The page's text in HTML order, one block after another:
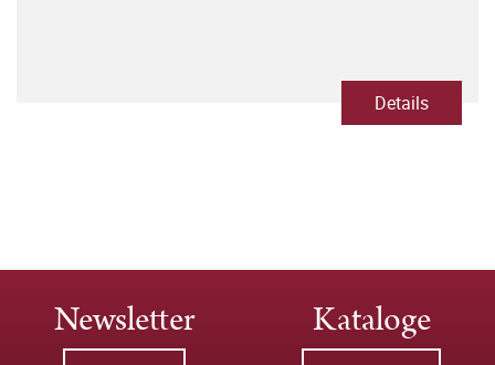
Details
Newsletter Kataloge